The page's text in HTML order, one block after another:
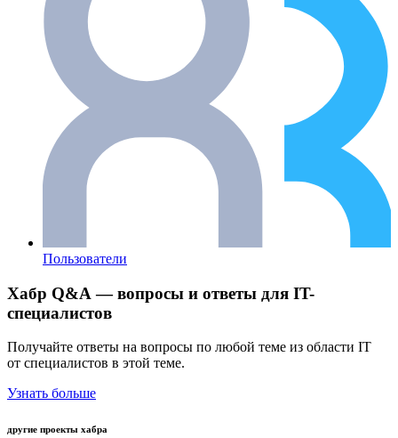
Пользователи
Хабр Q&A — вопросы и ответы для IT-
специалистов
Получайте ответы на вопросы по любой теме из области IT
от специалистов в этой теме.
Узнать больше
другие проекты хабра